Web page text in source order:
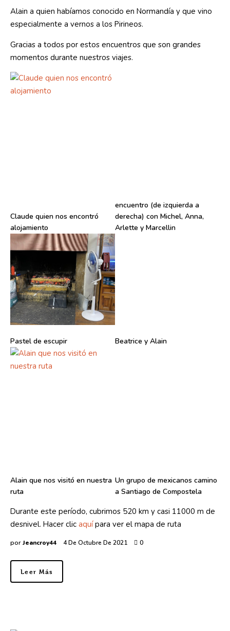
Alain a quien habíamos conocido en Normandía y que vino
especialmente a vernos a los Pirineos.
Gracias a todos por estos encuentros que son grandes
momentos durante nuestros viajes.
Claude quien nos encontró
alojamiento
encuentro (de izquierda a
derecha) con Michel, Anna,
Arlette y Marcellin
Pastel de escupir Beatrice y Alain
Alain que nos visitó en nuestra
ruta
Un grupo de mexicanos camino
a Santiago de Compostela
Durante este período, cubrimos 520 km y casi 11000 m de
desnivel. Hacer clic aquípara ver el mapa de ruta
por Jeancroy44 4 De Octubre De 2021 0
Leer Más